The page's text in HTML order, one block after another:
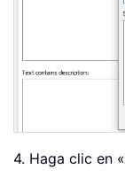
4. Haga clic en